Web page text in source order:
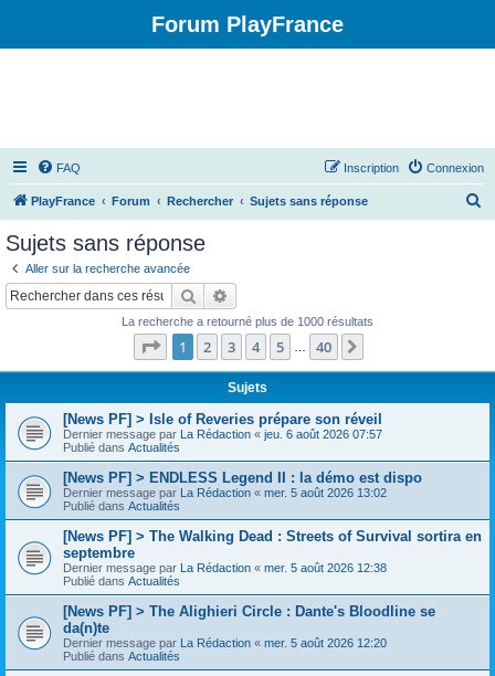
Forum PlayFrance
FAQ Connexion
Inscription
PlayFrance Forum Rechercher Sujets sans réponse
Sujets sans réponse
Aller sur la recherche avancée
Rechercher
La recherche a retourné plus de 1000 résultats
Page 1sur40
1 2 3 4 5 40
Sujets
[News PF] > Isle of Reveries prépare son réveil
Dernier message par La Rédaction « jeu. 6 août 2026 07:57
Publié dans Actualités
[News PF] > ENDLESS Legend II : la démo est dispo
Dernier message par La Rédaction « mer. 5 août 2026 13:02
Publié dans Actualités
[News PF] > The Walking Dead : Streets of Survival sortira en
septembre
Dernier message par La Rédaction « mer. 5 août 2026 12:38
Publié dans Actualités
[News PF] > The Alighieri Circle : Dante's Bloodline se
da(n)te
Dernier message par La Rédaction « mer. 5 août 2026 12:20
Publié dans Actualités